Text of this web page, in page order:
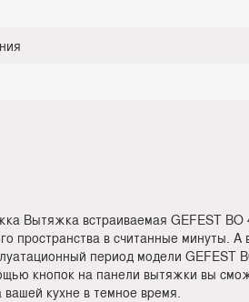
Вытяжка встраиваемая GEFEST ВО
пространства в считанные минуты.
период модели
кнопок на панели вытяжки вы
вашей кухне в темное время.